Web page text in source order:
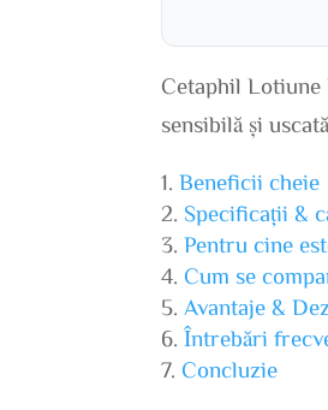
Cetaphil Lotiune
sensibilă și
Beneficii cheie
Specificații &
Pentru cine
Cum se
Avantaje &
Întrebări
Concluzie